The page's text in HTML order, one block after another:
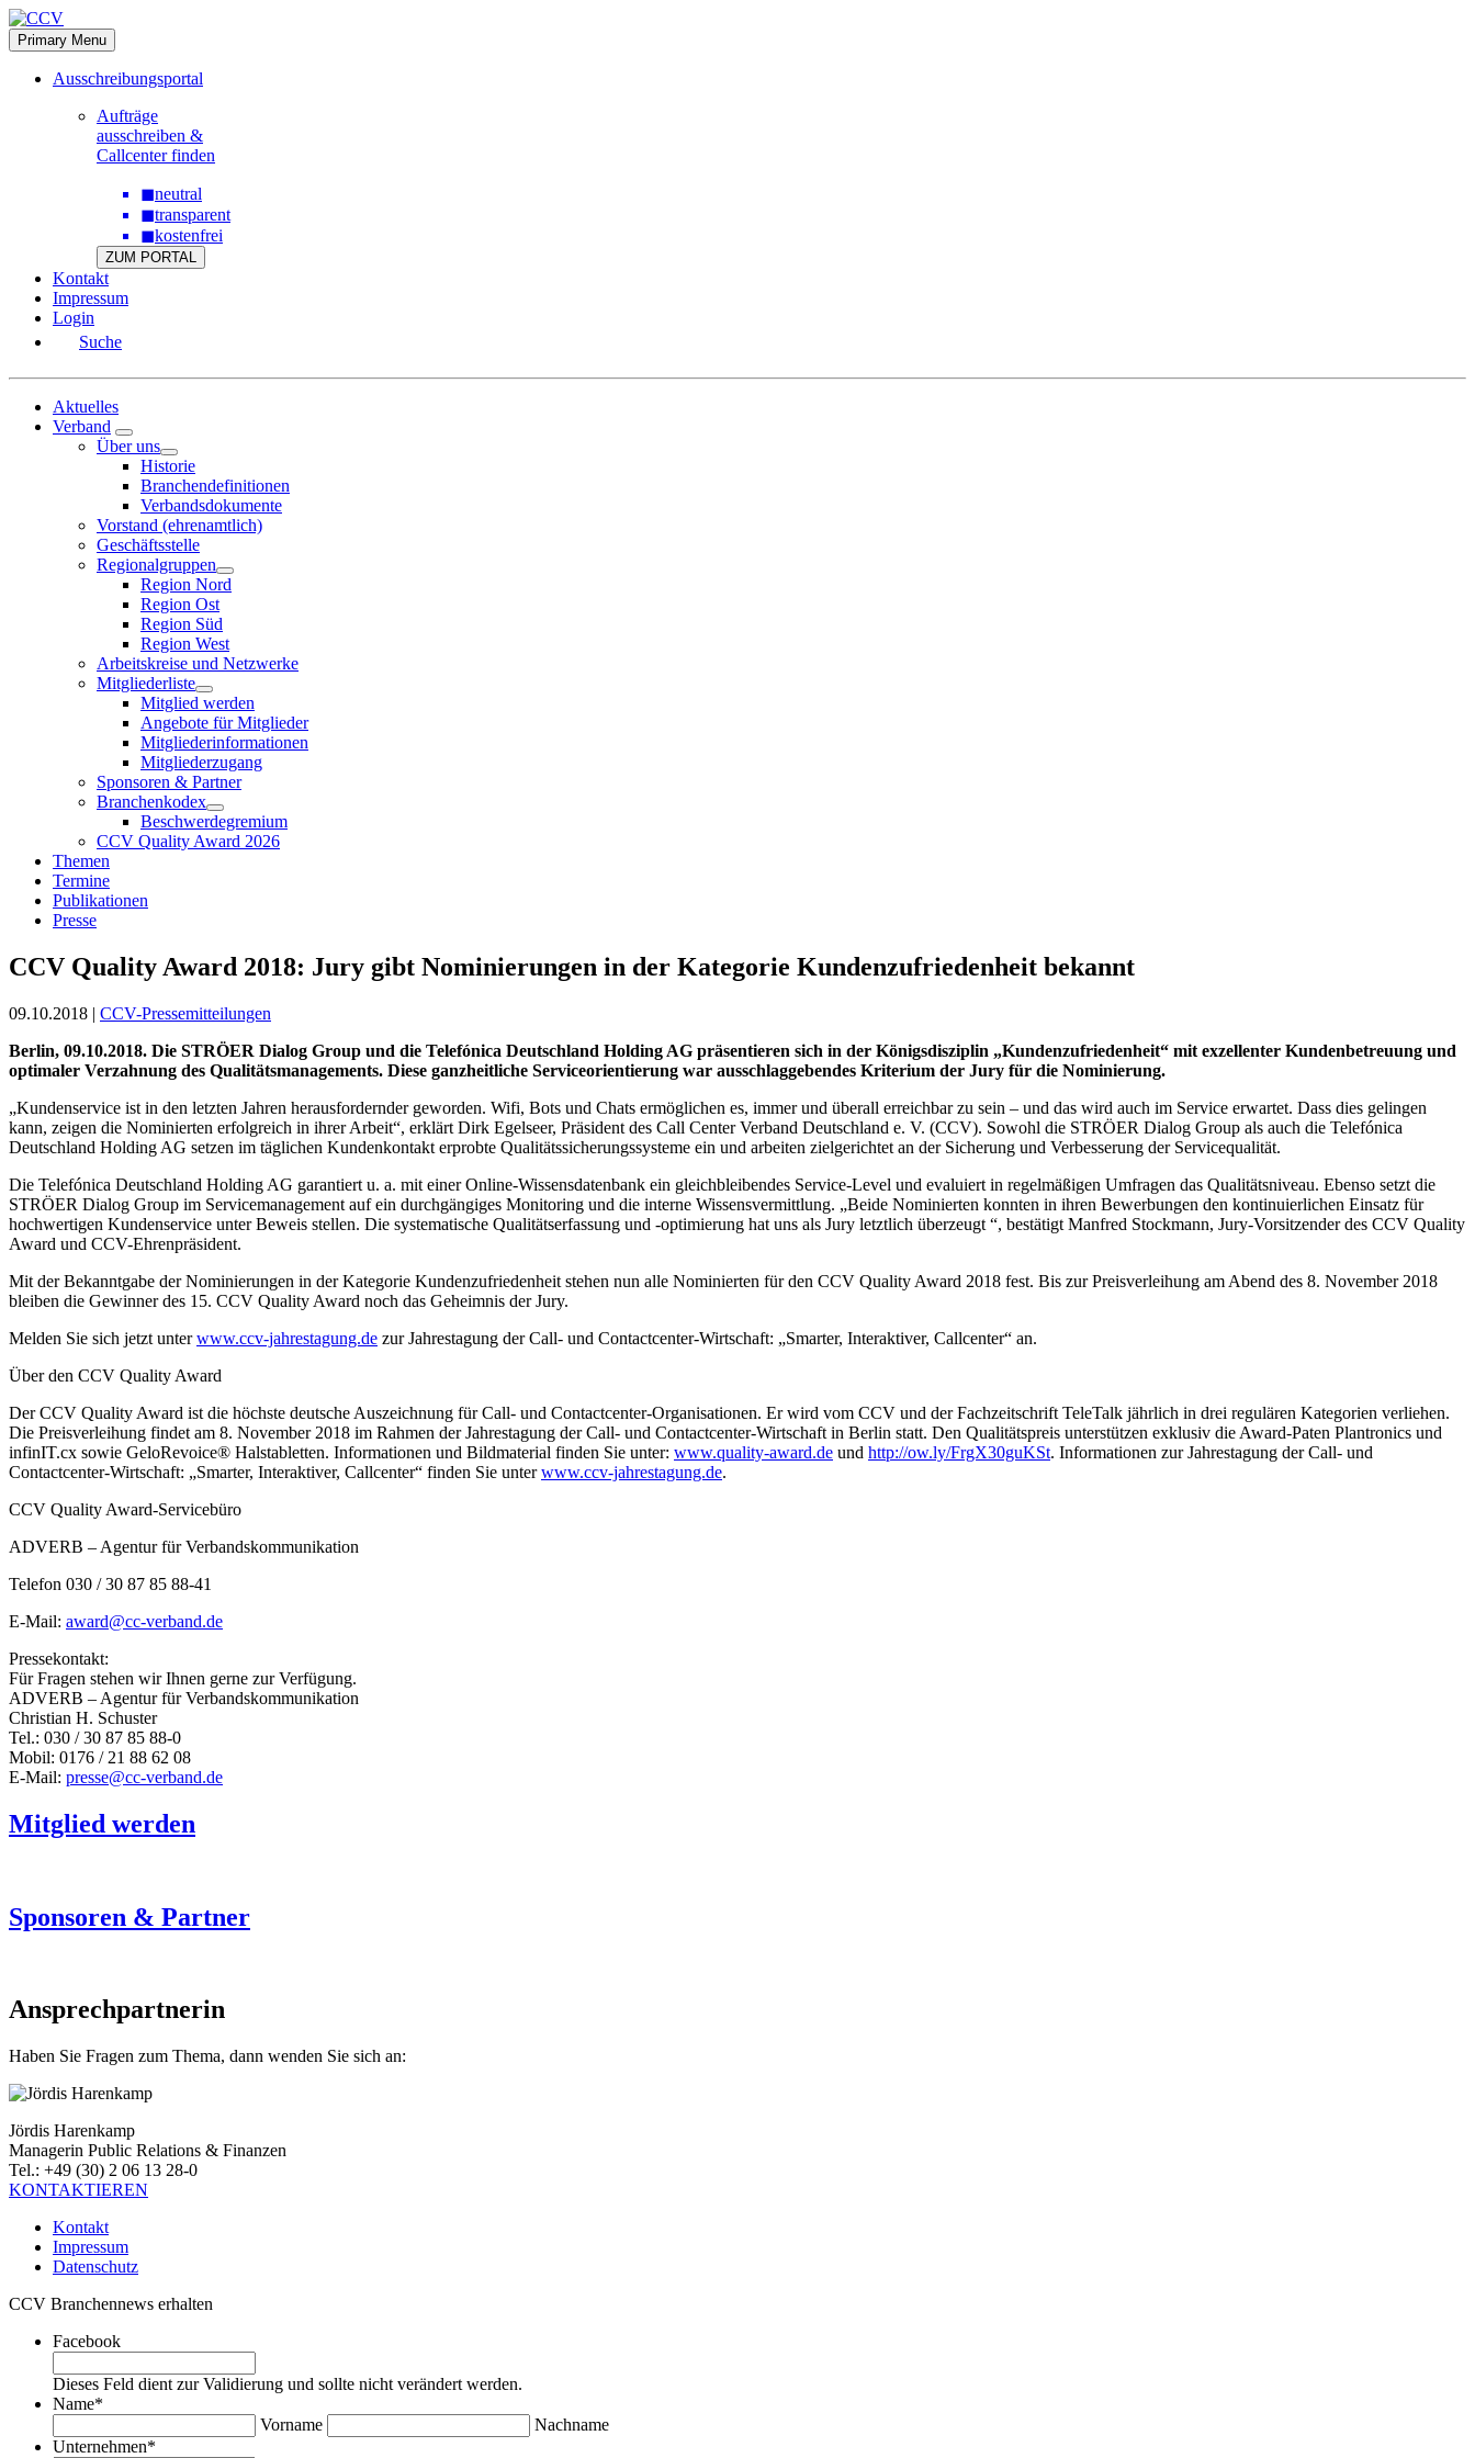
Skip
to
content
Primary Menu
Ausschreibungsportal
Aufträge
ausschreiben &
Callcenter finden
◼neutral
◼transparent
◼kostenfrei
ZUM PORTAL
Kontakt
Impressum
Login
Suche
Aktuelles
Verband
Über uns
Historie
Branchendefinitionen
Verbandsdokumente
Vorstand (ehrenamtlich)
Geschäftsstelle
Regionalgruppen
Region Nord
Region Ost
Region Süd
Region West
Arbeitskreise und Netzwerke
Mitgliederliste
Mitglied werden
Angebote für Mitglieder
Mitgliederinformationen
Mitgliederzugang
Sponsoren & Partner
Branchenkodex
Beschwerdegremium
CCV Quality Award 2026
Themen
Termine
Publikationen
Presse
CCV Quality Award 2018: Jury gibt Nominierungen in der Kategorie Kundenzufriedenheit bekannt
09.10.2018 | CCV-Pressemitteilungen
Berlin, 09.10.2018. Die STRÖER Dialog Group und die Telefónica Deutschland Holding AG präsentieren sich in der Königsdisziplin „Kundenzufriedenheit“ mit exzellenter Kundenbetreuung und
optimaler Verzahnung des Qualitätsmanagements. Diese ganzheitliche Serviceorientierung war ausschlaggebendes Kriterium der Jury für die Nominierung.
„Kundenservice ist in den letzten Jahren herausfordernder geworden. Wifi, Bots und Chats ermöglichen es, immer und überall erreichbar zu sein ­–­­­ und das wird auch im Service erwartet. Dass dies gelingen
kann, zeigen die Nominierten erfolgreich in ihrer Arbeit“, erklärt Dirk Egelseer, Präsident des Call Center Verband Deutschland e. V. (CCV). Sowohl die STRÖER Dialog Group als auch die Telefónica
Deutschland Holding AG setzen im täglichen Kundenkontakt erprobte Qualitätssicherungssysteme ein und arbeiten zielgerichtet an der Sicherung und Verbesserung der Servicequalität.
Die Telefónica Deutschland Holding AG garantiert u. a. mit einer Online-Wissensdatenbank ein gleichbleibendes Service-Level und evaluiert in regelmäßigen Umfragen das Qualitätsniveau. Ebenso setzt die
STRÖER Dialog Group im Servicemanagement auf ein durchgängiges Monitoring und die interne Wissensvermittlung. „Beide Nominierten konnten in ihren Bewerbungen den kontinuierlichen Einsatz für
hochwertigen Kundenservice unter Beweis stellen. Die systematische Qualitätserfassung und -optimierung hat uns als Jury letztlich überzeugt “, bestätigt Manfred Stockmann, Jury-Vorsitzender des CCV Quality
Award und CCV-Ehrenpräsident.
Mit der Bekanntgabe der Nominierungen in der Kategorie Kundenzufriedenheit stehen nun alle Nominierten für den CCV Quality Award 2018 fest. Bis zur Preisverleihung am Abend des 8. November 2018
bleiben die Gewinner des 15. CCV Quality Award noch das Geheimnis der Jury.
Melden Sie sich jetzt unterwww.ccv-jahrestagung.de zur Jahrestagung der Call- und Contactcenter-Wirtschaft: „Smarter, Interaktiver, Callcenter“ an.
Über den CCV Quality Award
Der CCV Quality Award ist die höchste deutsche Auszeichnung für Call- und Contactcenter-Organisationen. Er wird vom CCV und der Fachzeitschrift TeleTalk jährlich in drei regulären Kategorien verliehen.
Die Preisverleihung findet am 8. November 2018 im Rahmen der Jahrestagung der Call- und Contactcenter-Wirtschaft in Berlin statt. Den Qualitätspreis unterstützen exklusiv die Award-Paten Plantronics und
infinIT.cx sowie GeloRevoice® Halstabletten. Informationen und Bildmaterial finden Sie unter: www.quality-award.de und http://ow.ly/FrgX30guKSt. Informationen zur Jahrestagung der Call- und
Contactcenter-Wirtschaft: „Smarter, Interaktiver, Callcenter“ finden Sie unterwww.ccv-jahrestagung.de.
CCV Quality Award-Servicebüro
ADVERB – Agentur für Verbandskommunikation
Telefon 030 / 30 87 85 88-41
E-Mail: award@cc-verband.de
Pressekontakt:
Für Fragen stehen wir Ihnen gerne zur Verfügung.
ADVERB – Agentur für Verbandskommunikation
Christian H. Schuster
Tel.: 030 / 30 87 85 88-0
Mobil: 0176 / 21 88 62 08
E-Mail: presse@cc-verband.de
Mitglied werden
Sponsoren & Partner
Ansprechpartnerin
Haben Sie Fragen zum Thema, dann wenden Sie sich an:
Jördis Harenkamp
Managerin Public Relations & Finanzen
Tel.: +49 (30) 2 06 13 28-0
KONTAKTIEREN
Kontakt
Impressum
Datenschutz
CCV Branchennews erhalten
Facebook
Dieses Feld dient zur Validierung und sollte nicht verändert werden.
Name*
Vorname
Nachname
Unternehmen*